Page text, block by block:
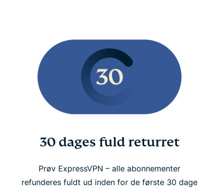
30 dages fuld returret
Prøv ExpressVPN – alle abonnementer
refunderes fuldt ud inden for de første 30 dage